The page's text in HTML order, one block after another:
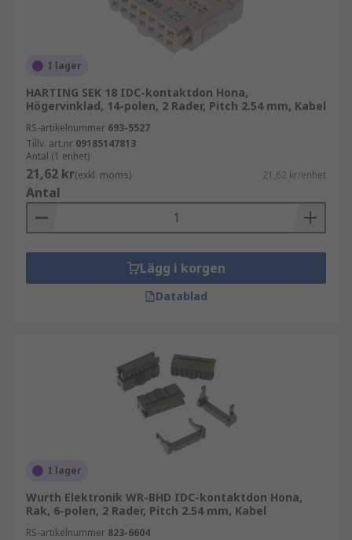
I lager
HARTING SEK 18 IDC-kontaktdon Hona,
Högervinklad, 14-polen, 2 Rader, Pitch 2.54 mm, Kabel
RS-artikelnummer 693-5527
Tillv. art.nr 09185147813
Antal (1 enhet)
21,62 kr(exkl. moms) 21,62 kr/enhet
Antal
Lägg i korgen
Datablad
I lager
Wurth Elektronik WR-BHD IDC-kontaktdon Hona,
Rak, 6-polen, 2 Rader, Pitch 2.54 mm, Kabel
RS-artikelnummer 823-6604